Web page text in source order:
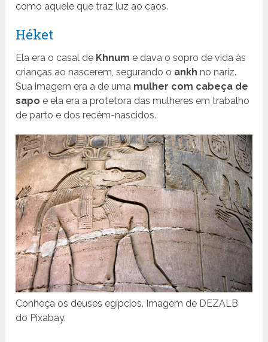
como aquele que traz luz ao caos.
Héket
Ela era o casal de Khnum e dava o sopro de vida às
crianças ao nascerem, segurando o ankh no nariz.
Sua imagem era a de uma mulher com cabeça de
sapo e ela era a protetora das mulheres em trabalho
de parto e dos recém-nascidos.
Conheça os deuses egípcios. Imagem de DEZALB
do Pixabay.